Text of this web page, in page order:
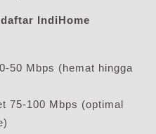
daftar IndiHome
50 Mbps (hemat hingga
75-100 Mbps (optimal